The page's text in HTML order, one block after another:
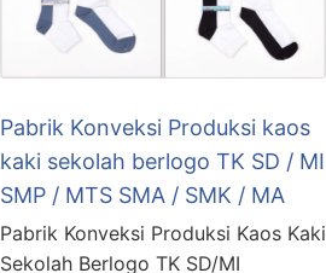
Pabrik Konveksi Produksi kaos
kaki sekolah berlogo TK SD / MI
SMP / MTS SMA / SMK / MA
Pabrik Konveksi Produksi Kaos Kaki
Sekolah Berlogo TK SD/MI